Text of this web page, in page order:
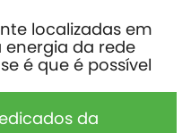
localizadas em
energia da rede
é que é possível
da